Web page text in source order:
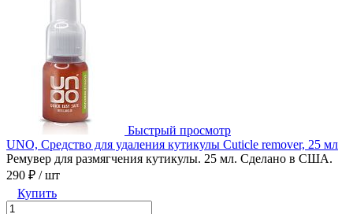
Быстрый просмотр
UNO, Средство для удаления кутикулы Cuticle remover, 25 мл
Ремувер для размягчения кутикулы. 25 мл. Сделано в США.
290 ₽ / шт
Купить